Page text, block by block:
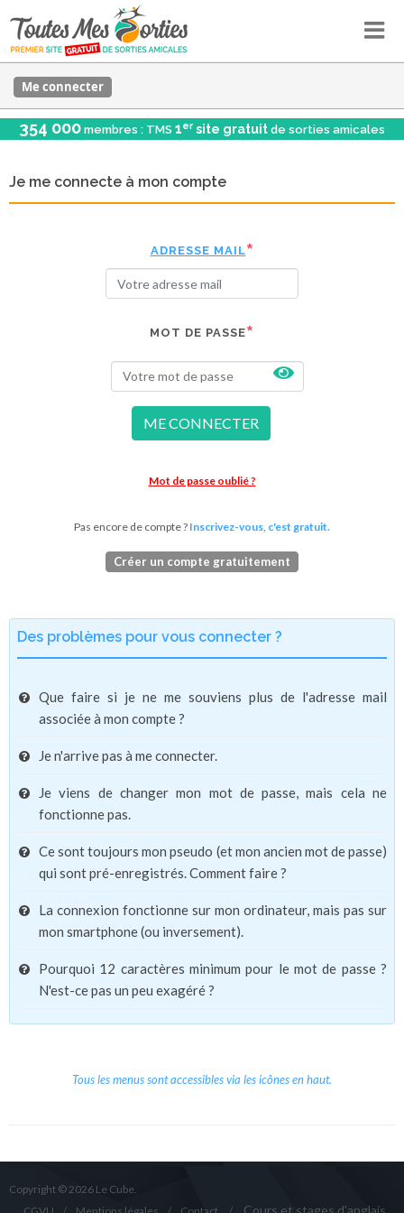
Me connecter
354 000 membres : TMS 1er site gratuit de sorties amicales
Je me connecte à mon compte
ADRESSE MAIL
MOT DE PASSE
ME CONNECTER
Mot de passe oublié ?
Pas encore de compte ? Inscrivez-vous, c'est gratuit.
Créer un compte gratuitement
Des problèmes pour vous connecter ?
Que faire si je ne me souviens plus de l'adresse mail
associée à mon compte ?
Je n'arrive pas à me connecter.
Je viens de changer mon mot de passe, mais cela ne
fonctionne pas.
Ce sont toujours mon pseudo (et mon ancien mot de passe)
qui sont pré-enregistrés. Comment faire ?
La connexion fonctionne sur mon ordinateur, mais pas sur
mon smartphone (ou inversement).
Pourquoi 12 caractères minimum pour le mot de passe ?
N'est-ce pas un peu exagéré ?
Tous les menus sont accessibles via les icônes en haut.
Copyright © 2026 Le Cube.
Cours et stages d'anglais